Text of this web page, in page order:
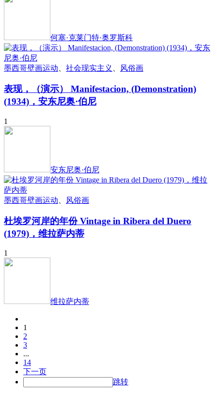
何塞·克莱门特·奥罗斯科
墨西哥壁画运动 社会现实主义 风俗画
表现，（演示） Manifestacion, (Demonstration)
(1934)，安东尼奥·伯尼
1
安东尼奥·伯尼
墨西哥壁画运动 风俗画
杜埃罗河岸的年份 Vintage in Ribera del Duero
(1979)，维拉萨内蒂
1
维拉萨内蒂
1
2
3
...
14
下一页
跳转